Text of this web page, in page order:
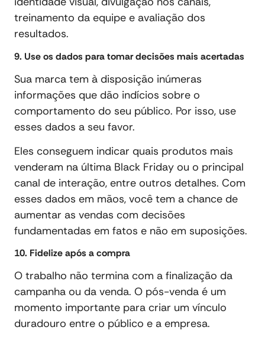
treinamento da equipe e avaliação dos
resultados.
9. Use os dados para tomar decisões mais acertadas
Sua marca tem à disposição inúmeras
informações que dão indícios sobre o
comportamento do seu público. Por isso, use
esses dados a seu favor.
Eles conseguem indicar quais produtos mais
venderam na última Black Friday ou o principal
canal de interação, entre outros detalhes. Com
esses dados em mãos, você tem a chance de
aumentar as vendas com decisões
fundamentadas em fatos e não em suposições.
10. Fidelize após a compra
O trabalho não termina com a finalização da
campanha ou da venda. O pós-venda é um
momento importante para criar um vínculo
duradouro entre o público e a empresa.